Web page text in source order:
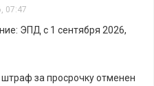
07:47
ЭПД с 1 сентября 2026,
за просрочку отменен